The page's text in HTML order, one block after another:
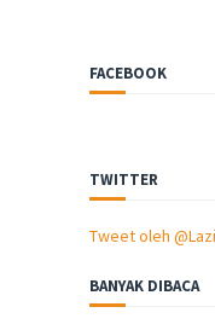
FACEBOOK
TWITTER
Tweet oleh
BANYAK DIBACA